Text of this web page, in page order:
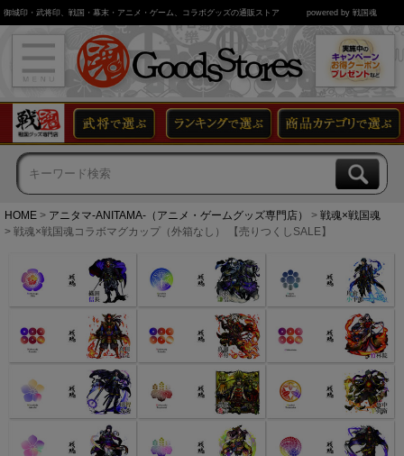
御城印・武将印、戦国・幕末・アニメ・ゲーム、コラボグッズの通販ストア powered by 戦国魂
HOME アニタマ-ANITAMA-（アニメ・ゲームグッズ専門店）
戦魂×戦国魂
戦魂×戦国魂コラボマグカップ（外箱なし） 【売りつくしSALE】